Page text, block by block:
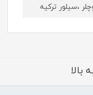
،سیلور ترکیه
بالا